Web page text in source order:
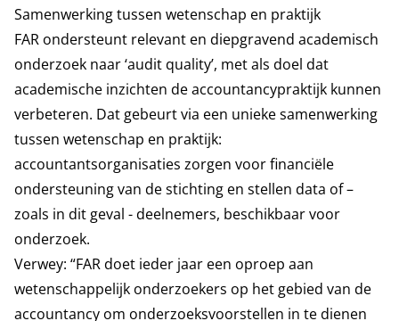
Samenwerking tussen wetenschap en praktijk
FAR ondersteunt relevant en diepgravend academisch
onderzoek naar ‘audit quality’, met als doel dat
academische inzichten de accountancypraktijk kunnen
verbeteren. Dat gebeurt via een unieke samenwerking
tussen wetenschap en praktijk:
accountantsorganisaties zorgen voor financiële
ondersteuning van de stichting en stellen data of –
zoals in dit geval - deelnemers, beschikbaar voor
onderzoek.
Verwey: “FAR doet ieder jaar een oproep aan
wetenschappelijk onderzoekers op het gebied van de
accountancy om onderzoeksvoorstellen in te dienen